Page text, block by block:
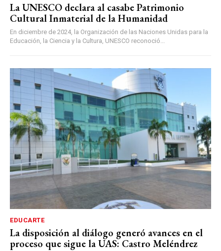
La UNESCO declara al casabe Patrimonio
Cultural Inmaterial de la Humanidad
En diciembre de 2024, la Organización de las Naciones Unidas para la
Educación, la Ciencia y la Cultura, UNESCO reconoció...
EDUCARTE
La disposición al diálogo generó avances en el
proceso que sigue la UAS: Castro Meléndrez